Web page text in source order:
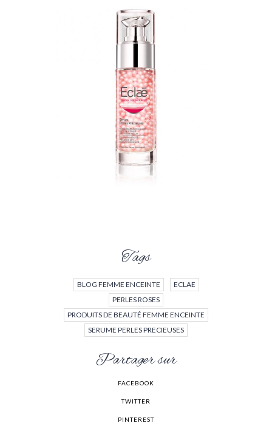
Tags
BLOG FEMME ENCEINTE
ECLAE
PERLES ROSES
PRODUITS DE BEAUTÉ FEMME ENCEINTE
SERUME PERLES PRECIEUSES
Partager sur
FACEBOOK
TWITTER
PINTEREST